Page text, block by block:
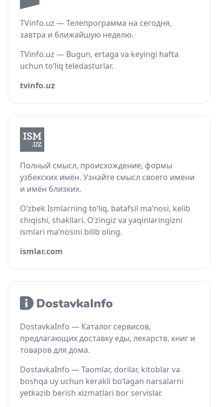
TVinfo.uz — Телепрограмма на сегодня,
завтра и ближайшую неделю.
TVinfo.uz — Bugun, ertaga va keyingi hafta
uchun to‘liq teledasturlar.
tvinfo.uz
Полный смысл, происхождение, формы
узбекских имён. Узнайте смысл своего имени
и имён близких.
O‘zbek Ismlarning to‘liq, batafsil ma’nosi, kelib
chiqishi, shakllari. O‘zingiz va yaqinlaringizni
ismlari ma’nosini bilib oling.
ismlar.com
DostavkaInfo — Каталог сервисов,
предлагающих доставку еды, лекарств, книг и
товаров для дома.
DostavkaInfo — Taomlar, dorilar, kitoblar va
boshqa uy uchun kerakli bo‘lagan narsalarni
yetkazib berish xizmatlari bor servislar.